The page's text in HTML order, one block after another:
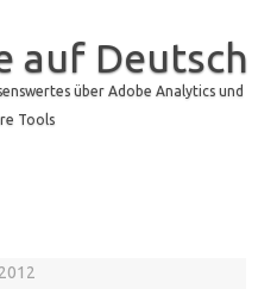
auf Deutsch
über Adobe Analytics und
Tools